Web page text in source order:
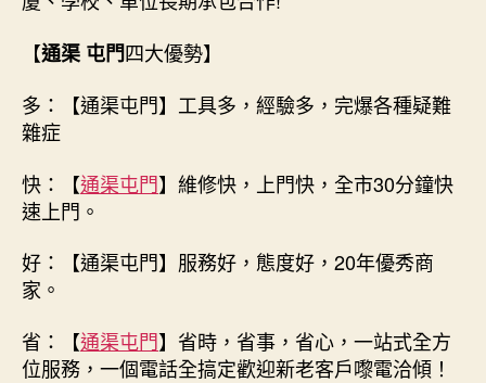
【通渠 屯門四大優勢】
多：【通渠屯門】工具多，經驗多，完爆各種疑難
雜症
快：【通渠屯門】維修快，上門快，全市30分鐘快
速上門。
好：【通渠屯門】服務好，態度好，20年優秀商
家。
省：【通渠屯門】省時，省事，省心，一站式全方
位服務，一個電話全搞定歡迎新老客戶嚟電洽傾！